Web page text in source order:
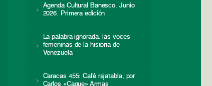
Agenda Cultural Banesco. Junio
2026. Primera edición
La palabra ignorada: las voces
femeninas de la historia de
Venezuela
Caracas 455: Café rajatabla, por
Carlos «Caque» Armas